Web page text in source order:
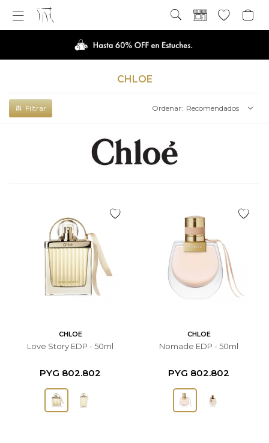

CHLOE
Recomendados
CHLOE
Love Story EDP - 50ml
PYG 802.802
CHLOE
Nomade EDP - 50ml
PYG 802.802